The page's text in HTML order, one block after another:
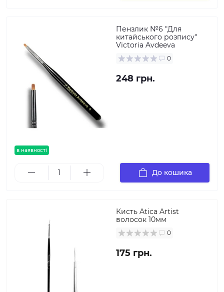
в наявності
Пензлик №6 "Для
китайського розпису"
Victoria Avdeeva
0
248 грн.
До кошика
Кисть Atica Artist
волосок 10мм
0
175 грн.